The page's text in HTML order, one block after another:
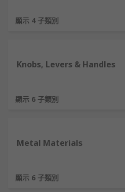
顯示 4 子類別
Knobs, Levers & Handles
顯示 6 子類別
Metal Materials
顯示 6 子類別